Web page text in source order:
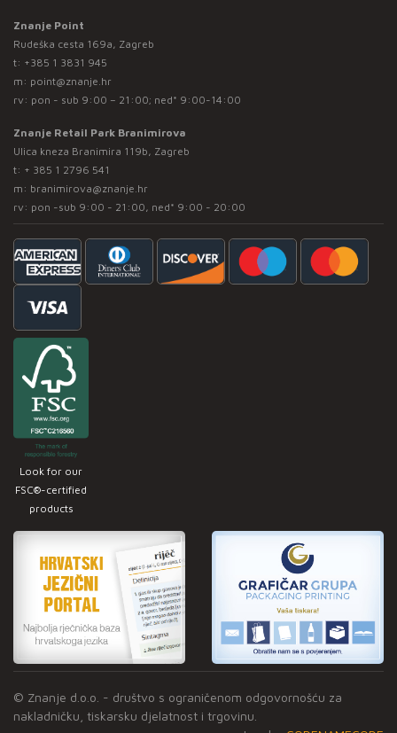
Znanje Point
Rudeška cesta 169a, Zagreb
t: +385 1 3831 945
m: point@znanje.hr
rv: pon - sub 9:00 – 21:00; ned* 9:00-14:00
Znanje Retail Park Branimirova
Ulica kneza Branimira 119b, Zagreb
t: + 385 1 2796 541
m: branimirova@znanje.hr
rv: pon -sub 9:00 - 21:00, ned* 9:00 - 20:00
Look for our
FSC®-certified
products
© Znanje d.o.o. - društvo s ograničenom odgovornošću za
nakladničku, tiskarsku djelatnost i trgovinu.